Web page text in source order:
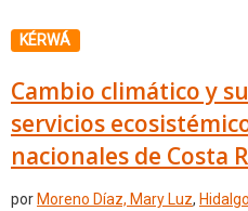
KÉRWÁ
Cambio climático y
servicios
nacionales de Costa
por Moreno Díaz, Mary Luz,